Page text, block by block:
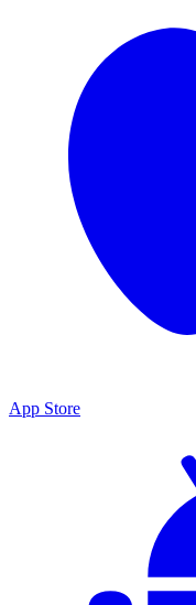
App Store